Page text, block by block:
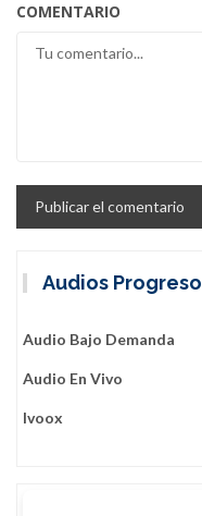
COMENTARIO
Audios Progreso
Audio Bajo Demanda
Audio En Vivo
Ivoox